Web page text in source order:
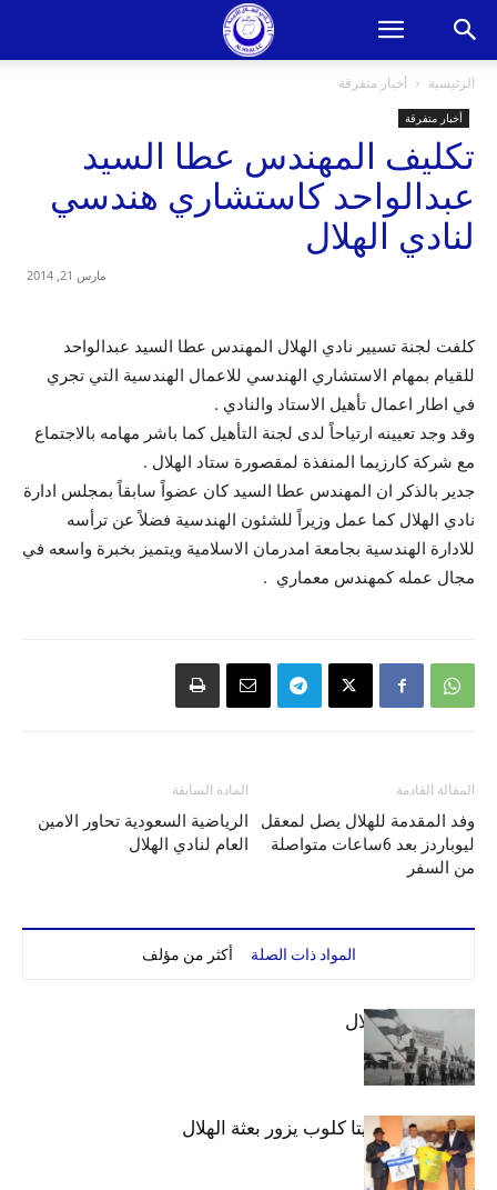
الرئيسية أخبار متفرقة
أخبار متفرقة
تكليف المهندس عطا السيد
عبدالواحد كاستشاري هندسي
لنادي الهلال
مارس 21, 2014
كلفت لجنة تسيير نادي الهلال المهندس عطا السيد عبدالواحد
للقيام بمهام الاستشاري الهندسي للاعمال الهندسية التي تجري
في اطار اعمال تأهيل الاستاد والنادي .
وقد وجد تعيينه ارتياحاً لدى لجنة التأهيل كما باشر مهامه بالاجتماع
مع شركة كارزيما المنفذة لمقصورة ستاد الهلال .
جدير بالذكر ان المهندس عطا السيد كان عضواً سابقاً بمجلس ادارة
نادي الهلال كما عمل وزيراً للشئون الهندسية فضلاً عن ترأسه
للادارة الهندسية بجامعة امدرمان الاسلامية ويتميز بخبرة واسعه في
مجال عمله كمهندس معماري .
المادة السابقة
الرياضية السعودية تحاور الامين
العام لنادي الهلال
المقالة القادمة
وفد المقدمة للهلال يصل لمعقل
ليوباردز بعد 6ساعات متواصلة
من السفر
المواد ذات الصلة أكثر من مؤلف
الهلال والاستقلال
وفد رفيع من فيتا كلوب يزور بعثة الهلال